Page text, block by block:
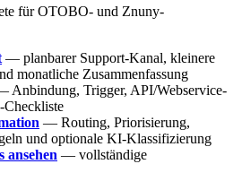
für OTOBO- und Znuny-
— planbarer Support-Kanal, kleinere
monatliche Zusammenfassung
Anbindung, Trigger, API/Webservice-
Checkliste
— Routing, Priorisierung,
und optionale KI-Klassifizierung
ansehen — vollständige